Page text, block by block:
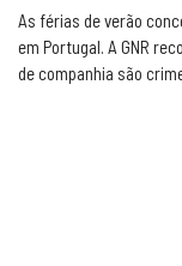
As férias de verão
em Portugal. A GNR
de companhia são